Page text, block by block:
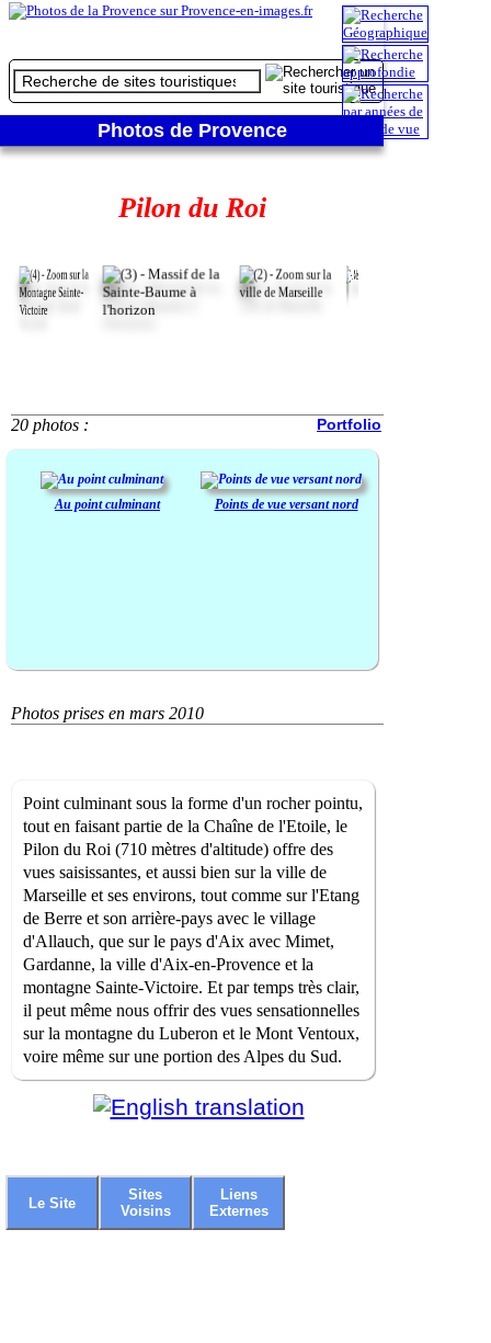
Photos de Provence
Pilon du Roi
20 photos : Portfolio
Au point culminant Points de vue versant nord
Photos prises en mars 2010
Point culminant sous la forme d'un rocher pointu,
tout en faisant partie de la Chaîne de l'Etoile, le
Pilon du Roi (710 mètres d'altitude) offre des
vues saisissantes, et aussi bien sur la ville de
Marseille et ses environs, tout comme sur l'Etang
de Berre et son arrière-pays avec le village
d'Allauch, que sur le pays d'Aix avec Mimet,
Gardanne, la ville d'Aix-en-Provence et la
montagne Sainte-Victoire. Et par temps très clair,
il peut même nous offrir des vues sensationnelles
sur la montagne du Luberon et le Mont Ventoux,
voire même sur une portion des Alpes du Sud.
Le Site
Sites
Voisins
Liens
Externes